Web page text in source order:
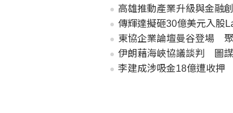
高雄推動產業升級與金融
傳輝達擬砸30億美元入股
東協企業論壇曼谷登場
伊朗藉海峽協議談判 圖
李建成涉吸金18億遭收押